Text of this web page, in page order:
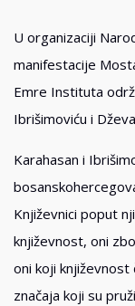
U organizaciji
manifestacije
Emre Instituta
Ibrišimoviću i
Karahasan i
Književnici poput
književnost, oni
oni koji književnost
značaja koji su